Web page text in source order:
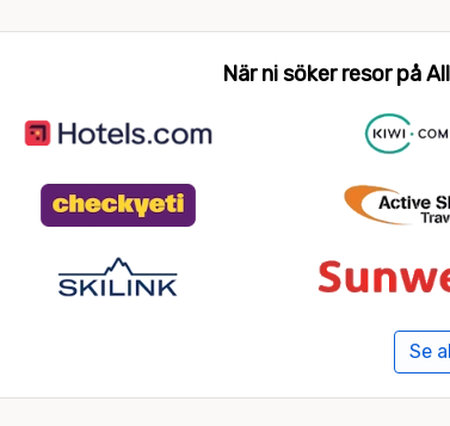
När ni söker resor på
Se